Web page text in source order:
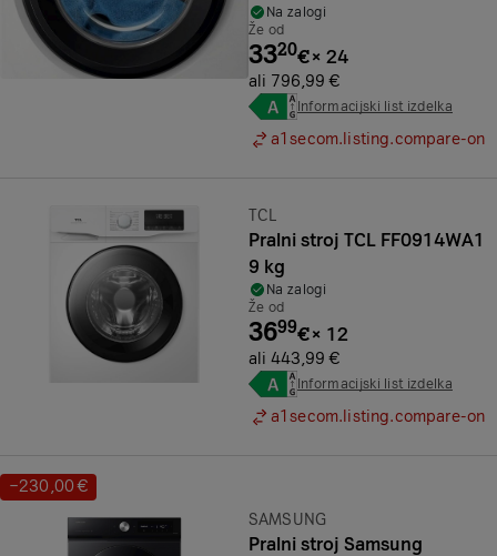
Na zalogi
Že od
3320€× 24
ali 796,99 €
Informacijski list izdelka
a1secom.listing.compare-on
Znamka:
TCL
Pralni stroj TCL FF0914WA1
9 kg
Na zalogi
Že od
3699€× 12
ali 443,99 €
Informacijski list izdelka
a1secom.listing.compare-on
Prihranek:
−230,00 €
Znamka:
SAMSUNG
Pralni stroj Samsung